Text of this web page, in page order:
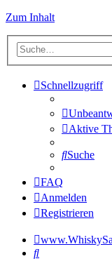
Zum Inhalt
Schnellzugriff
Aktive
Suche
FAQ
Anmelden
Registrieren
Suche